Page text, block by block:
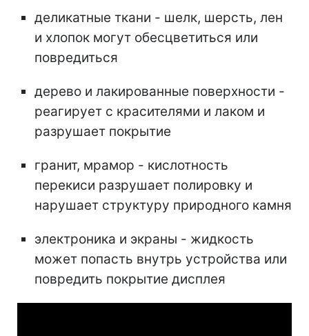
деликатные ткани - шелк, шерсть, лен
и хлопок могут обесцветиться или
повредиться
дерево и лакированные поверхности -
реагирует с красителями и лаком и
разрушает покрытие
гранит, мрамор - кислотность
перекиси разрушает полировку и
нарушает структуру природного камня
электроника и экраны - жидкость
может попасть внутрь устройства или
повредить покрытие дисплея